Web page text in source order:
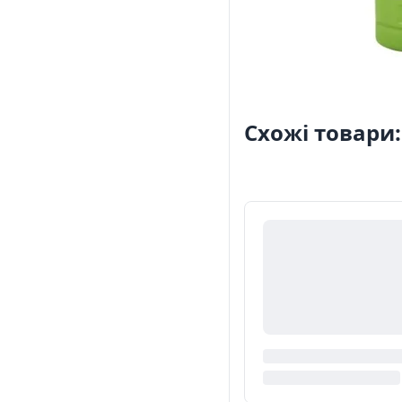
Схожі товари: